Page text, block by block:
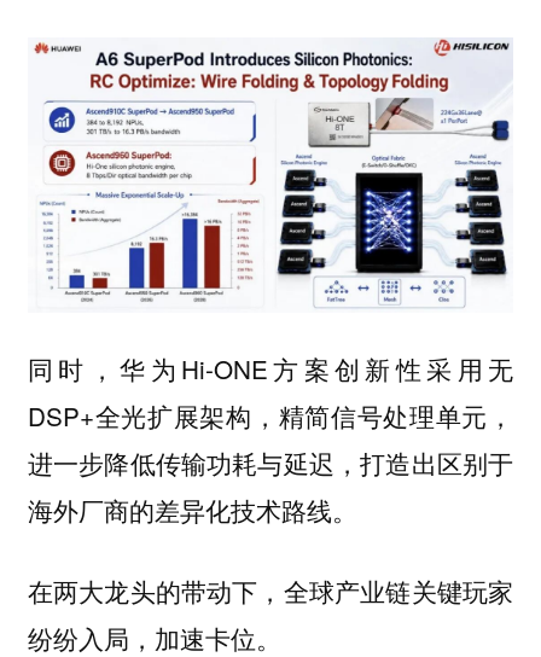
同时，华为Hi-ONE方案创新性采用无
DSP+全光扩展架构，精简信号处理单元，
进一步降低传输功耗与延迟，打造出区别于
海外厂商的差异化技术路线。
在两大龙头的带动下，全球产业链关键玩家
纷纷入局，加速卡位。